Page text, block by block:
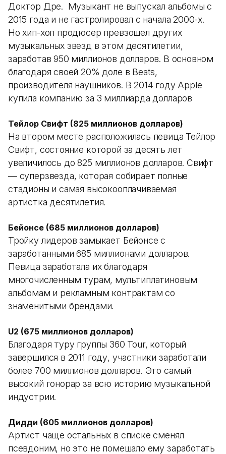
Доктор Дре. Музыкант не выпускал альбомы с
2015 года и не гастролировал с начала 2000-х.
Но хип-хоп продюсер превзошел других
музыкальных звезд в этом десятилетии,
заработав 950 миллионов долларов. В основном
благодаря своей 20% доле в Beats,
производителя наушников. В 2014 году Apple
купила компанию за 3 миллиарда долларов
Тейлор Свифт (825 миллионов долларов)
На втором месте расположилась певица Тейлор
Свифт, состояние которой за десять лет
увеличилось до 825 миллионов долларов. Свифт
— суперзвезда, которая собирает полные
стадионы и самая высокооплачиваемая
артистка десятилетия.
Бейонсе (685 миллионов долларов)
Тройку лидеров замыкает Бейонсе с
заработанными 685 миллионами долларов.
Певица заработала их благодаря
многочисленным турам, мультиплатиновым
альбомам и рекламным контрактам со
знаменитыми брендами.
U2 (675 миллионов долларов)
Благодаря туру группы 360 Tour, который
завершился в 2011 году, участники заработали
более 700 миллионов долларов. Это самый
высокий гонорар за всю историю музыкальной
индустрии.
Дидди (605 миллионов долларов)
Артист чаще остальных в списке сменял
псевдоним, но это не помешало ему заработать